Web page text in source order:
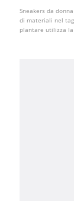
Sneakers da
di materiali nel
plantare utilizza